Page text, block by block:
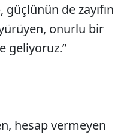
de zayıfın
onurlu bir
geliyoruz.”
hesap vermeyen